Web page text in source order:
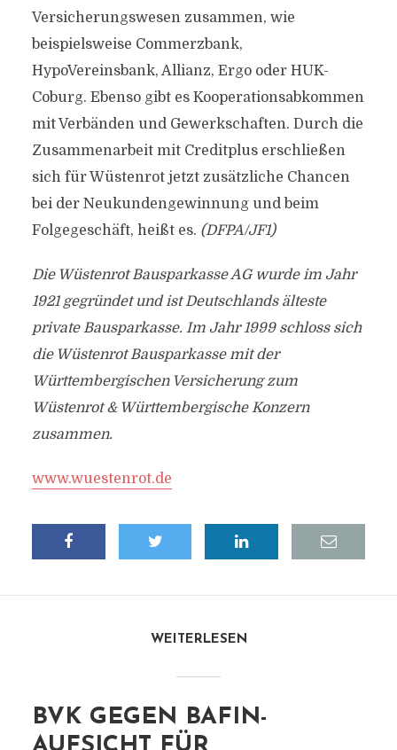
Versicherungswesen zusammen, wie
beispielsweise Commerzbank,
HypoVereinsbank, Allianz, Ergo oder HUK-
Coburg. Ebenso gibt es Kooperationsabkommen
mit Verbänden und Gewerkschaften. Durch die
Zusammenarbeit mit Creditplus erschließen
sich für Wüstenrot jetzt zusätzliche Chancen
bei der Neukundengewinnung und beim
Folgegeschäft, heißt es. (DFPA/JF1)
Die Wüstenrot Bausparkasse AG wurde im Jahr
1921 gegründet und ist Deutschlands älteste
private Bausparkasse. Im Jahr 1999 schloss sich
die Wüstenrot Bausparkasse mit der
Württembergischen Versicherung zum
Wüstenrot & Württembergische Konzern
zusammen.
www.wuestenrot.de
WEITERLESEN
BVK GEGEN BAFIN-